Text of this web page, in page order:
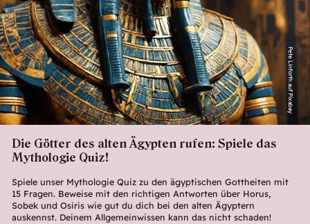
Pete Linforth auf Pixabay
Die Götter des alten Ägypten rufen: Spiele das
Mythologie Quiz!
Spiele unser Mythologie Quiz zu den ägyptischen Gottheiten mit
15 Fragen. Beweise mit den richtigen Antworten über Horus,
Sobek und Osiris wie gut du dich bei den alten Ägyptern
auskennst. Deinem Allgemeinwissen kann das nicht schaden!